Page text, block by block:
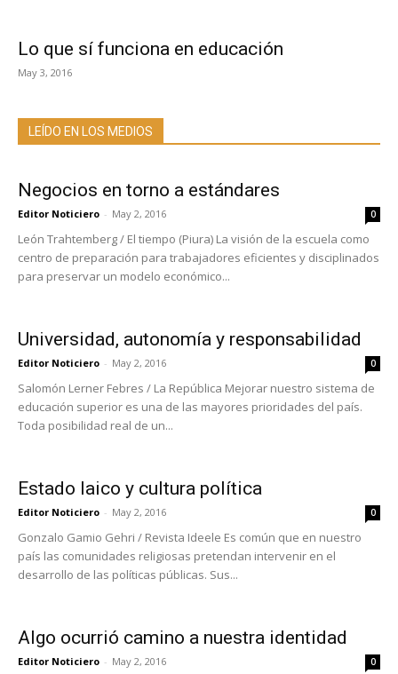
Lo que sí funciona en educación
May 3, 2016
LEÍDO EN LOS MEDIOS
Negocios en torno a estándares
Editor Noticiero - May 2, 2016 0
León Trahtemberg / El tiempo (Piura) La visión de la escuela como
centro de preparación para trabajadores eficientes y disciplinados
para preservar un modelo económico...
Universidad, autonomía y responsabilidad
Editor Noticiero - May 2, 2016 0
Salomón Lerner Febres / La República Mejorar nuestro sistema de
educación superior es una de las mayores prioridades del país.
Toda posibilidad real de un...
Estado laico y cultura política
Editor Noticiero - May 2, 2016 0
Gonzalo Gamio Gehri / Revista Ideele Es común que en nuestro
país las comunidades religiosas pretendan intervenir en el
desarrollo de las políticas públicas. Sus...
Algo ocurrió camino a nuestra identidad
Editor Noticiero - May 2, 2016 0